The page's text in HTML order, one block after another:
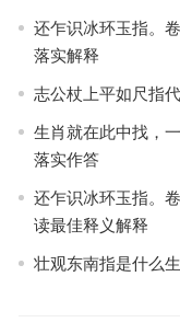
还乍识冰环玉指。
落实解释
志公杖上平如尺指
生肖就在此中找，
落实作答
还乍识冰环玉指。
读最佳释义解释
壮观东南指是什么